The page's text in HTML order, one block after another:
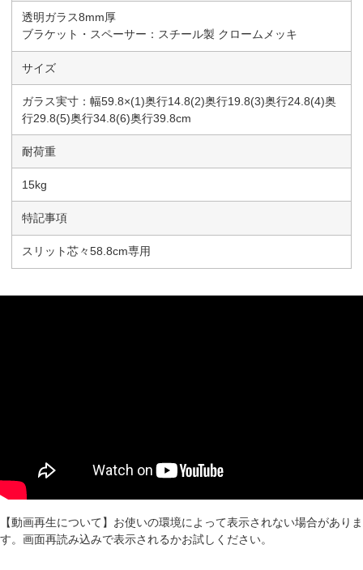
透明ガラス8mm厚
ブラケット・スペーサー：スチール製 クロームメッキ
サイズ
ガラス実寸：幅59.8×(1)奥行14.8(2)奥行19.8(3)奥行24.8(4)奥
行29.8(5)奥行34.8(6)奥行39.8cm
耐荷重
15kg
特記事項
スリット芯々58.8cm専用
【動画再生について】お使いの環境によって表示されない場合がありま
す。画面再読み込みで表示されるかお試しください。